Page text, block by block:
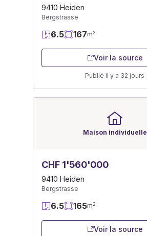
9410 Heiden
Bergstrasse
6.5 167m2
Voir la source
Publié il y a 32 jours
Maison individuelle
CHF 1'560'000
9410 Heiden
Bergstrasse
6.5 165m2
Voir la source